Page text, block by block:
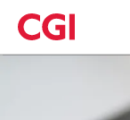
Skip
to
main